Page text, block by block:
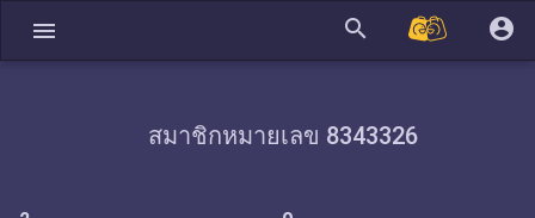
menu search account_circle
สมาชิกหมายเลข 8343326